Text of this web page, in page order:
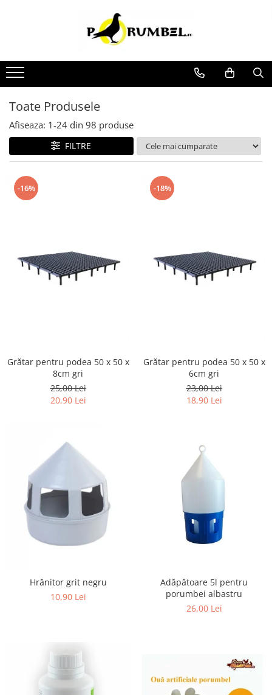
Toate Produsele
Afiseaza: 1-24 din 98 produse
FILTRE
-16%
Grătar pentru podea 50 x 50 x
8cm gri
25,00 Lei
20,90 Lei
-18%
Grătar pentru podea 50 x 50 x
6cm gri
23,00 Lei
18,90 Lei
Hrănitor grit negru
10,90 Lei
Adăpătoare 5l pentru
porumbei albastru
26,00 Lei